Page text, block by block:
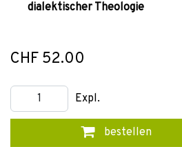
dialektischer Theologie
CHF 52.00
Expl.
bestellen